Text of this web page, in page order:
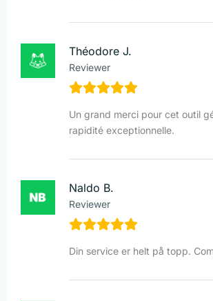
Théodore J.
Reviewer
Un grand merci pour cet outil
rapidité exceptionnelle.
Naldo B.
Reviewer
Din service er helt på topp.